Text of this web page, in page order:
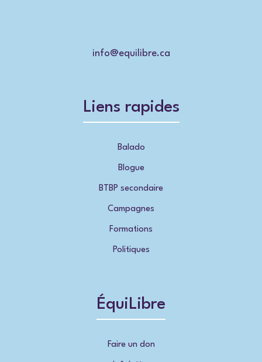
info@equilibre.ca
Liens rapides
Balado
Blogue
BTBP secondaire
Campagnes
Formations
Politiques
ÉquiLibre
Faire un don